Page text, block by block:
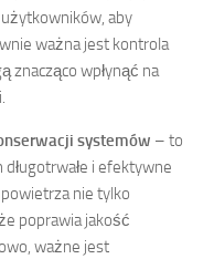
aby
ważna jest kontrola
znacząco wpłynąć na
systemów – to
i efektywne
nie tylko
poprawia jakość
ważne jest